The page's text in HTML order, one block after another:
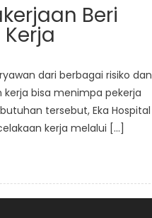
Beri
dari berbagai risiko dan
bisa menimpa pekerja
tersebut, Eka Hospital
kerja melalui […]